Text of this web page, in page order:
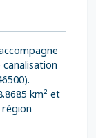
km² et
région